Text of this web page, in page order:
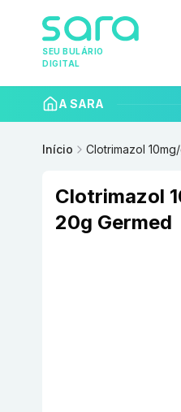
SEU BULÁRIO
DIGITAL
A SARA
Início Clotrimazol
Clotrimazol
20g Germed